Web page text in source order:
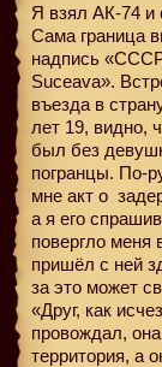
Я взял АК-74 и
Сама граница
надпись
Suceava».
въезда в
лет 19, видно,
был без
погранцы. По-
мне акт о
а я его
повергло
пришёл с ней
за это может
«Друг, как
провождал,
территория, а